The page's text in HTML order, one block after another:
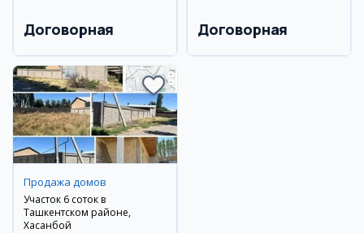
Договорная Договорная
Продажа домов
Участок 6 соток в
Ташкентском районе,
Хасанбой